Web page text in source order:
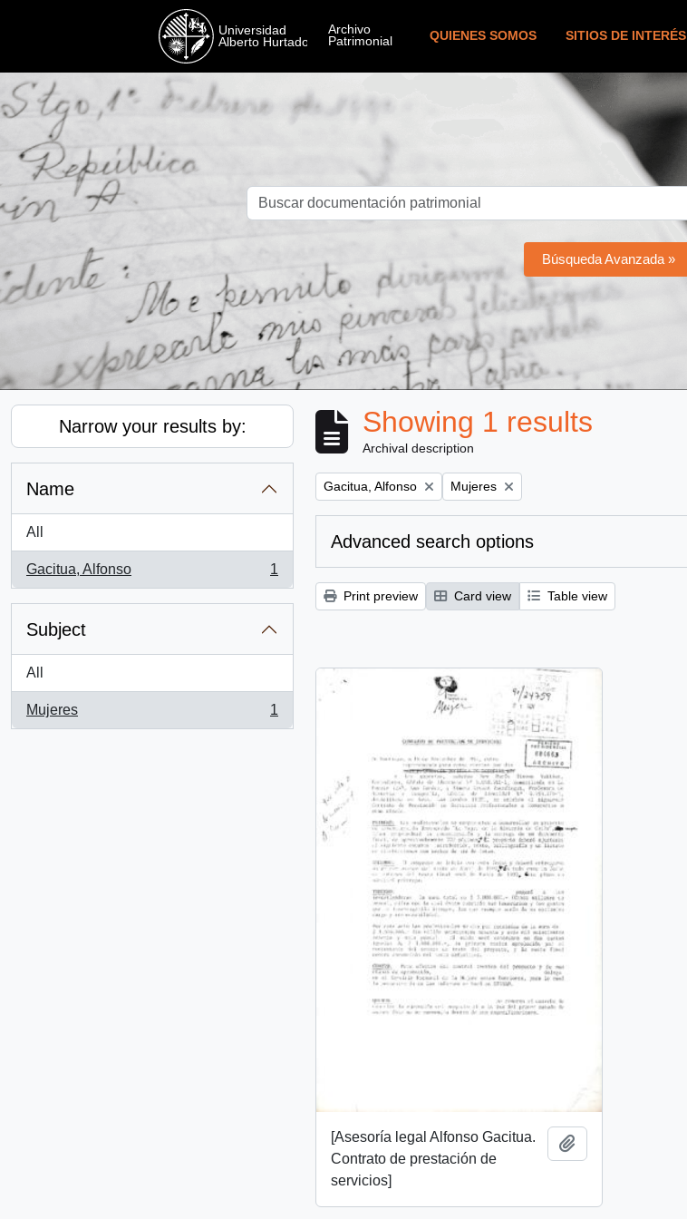
QUIENES SOMOS SITIOS DE INTERÉS
Búsqueda Avanzada »
Narrow your results by:
Name
All
Gacitua, Alfonso
, 1 results
1
Subject
All
Mujeres
, 1 results
1
Showing 1 results
Archival description
Remove filter:
Gacitua, Alfonso Remove filter:
Mujeres
Advanced search options
Print preview Card view Table view
[Asesoría legal Alfonso Gacitua.
Contrato de prestación de
servicios]